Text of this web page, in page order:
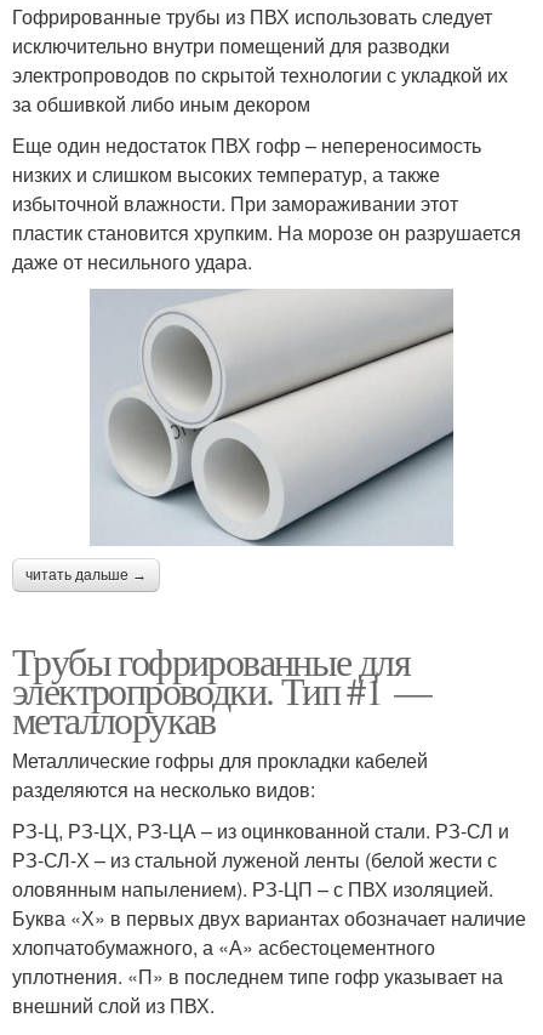
Гофрированные трубы из ПВХ использовать следует
исключительно внутри помещений для разводки
электропроводов по скрытой технологии с укладкой их
за обшивкой либо иным декором
Еще один недостаток ПВХ гофр – непереносимость
низких и слишком высоких температур, а также
избыточной влажности. При замораживании этот
пластик становится хрупким. На морозе он разрушается
даже от несильного удара.
читать дальше →
Трубы гофрированные для
электропроводки. Тип #1 —
металлорукав
Металлические гофры для прокладки кабелей
разделяются на несколько видов:
РЗ-Ц, РЗ-ЦХ, РЗ-ЦА – из оцинкованной стали. РЗ-СЛ и
РЗ-СЛ-Х – из стальной луженой ленты (белой жести с
оловянным напылением). РЗ-ЦП – с ПВХ изоляцией.
Буква «Х» в первых двух вариантах обозначает наличие
хлопчатобумажного, а «А» асбестоцементного
уплотнения. «П» в последнем типе гофр указывает на
внешний слой из ПВХ.